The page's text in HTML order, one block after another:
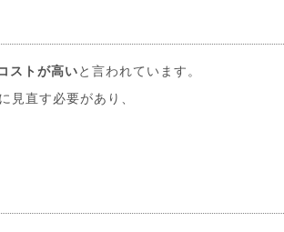
ストが高いと言われています。
見直す必要があり、